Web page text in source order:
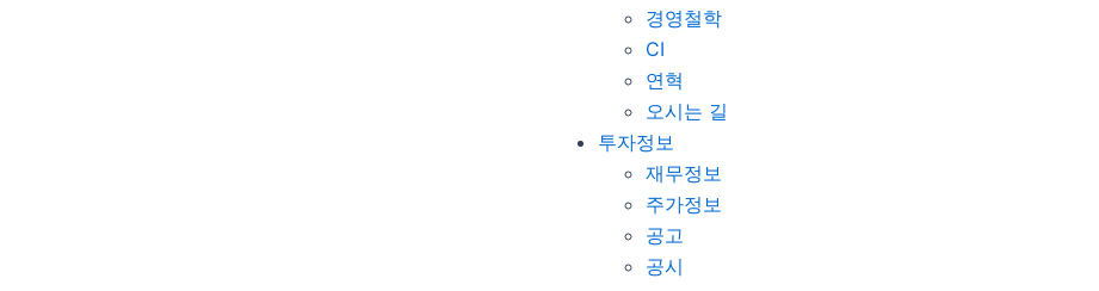
경영철학
CI
연혁
오시는 길
투자정보
재무정보
주가정보
공고
공시